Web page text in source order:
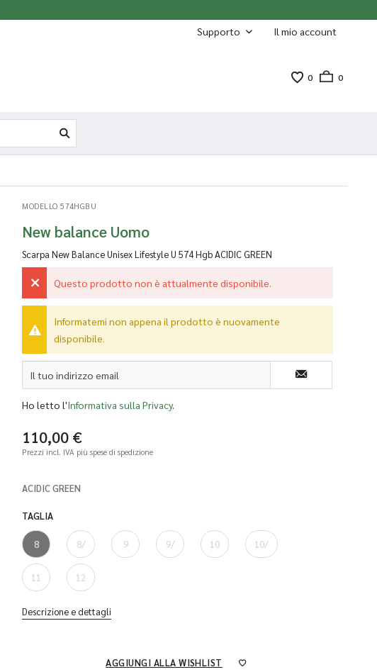
Il mio account
Supporto
0 0
MODELLO 574HGBU
New balance Uomo
Scarpa New Balance Unisex Lifestyle U 574 HgbACIDIC GREEN
Questo prodotto non è attualmente disponibile.
Informatemi non appena il prodotto è nuovamente
disponibile.
Ho letto l'Informativa sulla Privacy.
110,00 €
Prezzi incl. IVA più spese di spedizione
ACIDIC GREEN
TAGLIA
8 8/ 9 9/ 10 10/
11 12
Descrizione e dettagli
AGGIUNGI ALLA WISHLIST